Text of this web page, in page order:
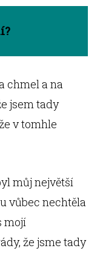
chmel a na
jsem tady
v tomhle
můj největší
vůbec nechtěla
mojí
že jsme tady